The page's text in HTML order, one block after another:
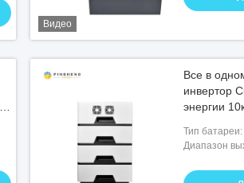
Видео
Все в
инвертор
энергии
батарея
Тип
Диапазон